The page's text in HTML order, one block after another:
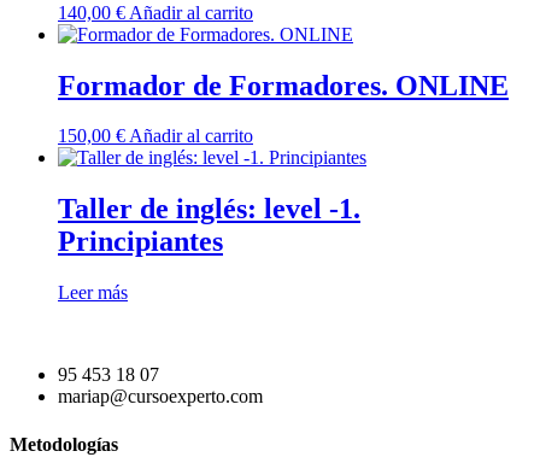
140,00 € Añadir al carrito
Formador de Formadores. ONLINE
150,00 €Añadir al carrito
Taller de inglés: level -1.
Principiantes
Leer más
95 453 18 07
mariap@cursoexperto.com
Metodologías